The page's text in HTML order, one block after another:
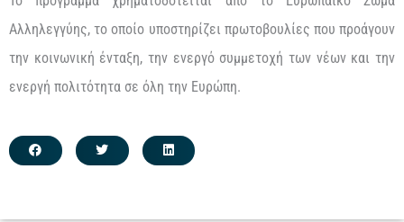
Αλληλεγγύης, το οποίο υποστηρίζει πρωτοβουλίες που προάγουν
την κοινωνική ένταξη, την ενεργό συμμετοχή των νέων και την
ενεργή πολιτότητα σε όλη την Ευρώπη.